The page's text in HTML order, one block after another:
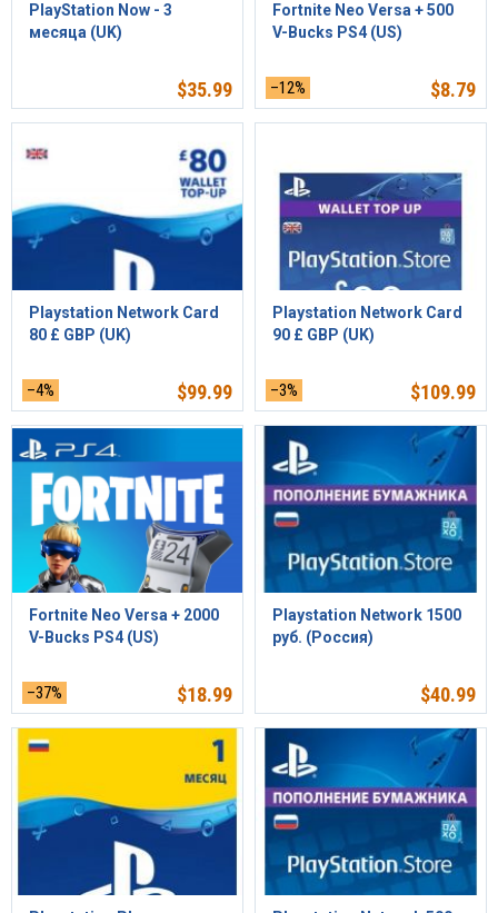
PlayStation Now - 3
месяца (UK)
$35.99
Fortnite Neo Versa + 500
V-Bucks PS4 (US)
–12% $8.79
Playstation Network Card
80 £ GBP (UK)
–4% $99.99
Playstation Network Card
90 £ GBP (UK)
–3% $109.99
Fortnite Neo Versa + 2000
V-Bucks PS4 (US)
–37% $18.99
Playstation Network 1500
руб. (Россия)
$40.99